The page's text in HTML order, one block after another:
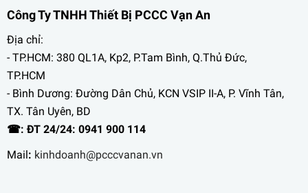
Công Ty TNHH Thiết Bị PCCC Vạn An
Địa chỉ:
- TP.HCM: 380 QL1A, Kp2, P.Tam Bình, Q.Thủ Đức,
TP.HCM
- Bình Dương: Đường Dân Chủ, KCN VSIP II-A, P. Vĩnh Tân,
TX. Tân Uyên, BD
☎: ĐT 24/24: 0941 900 114
Mail: kinhdoanh@pcccvanan.vn